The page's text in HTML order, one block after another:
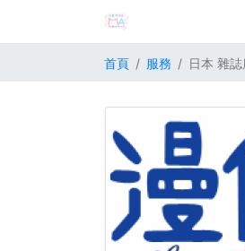
首頁 服務 日本 雜